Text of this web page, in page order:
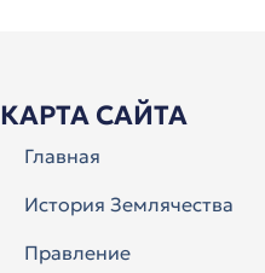
КАРТА САЙТА
Главная
История Землячества
Правление